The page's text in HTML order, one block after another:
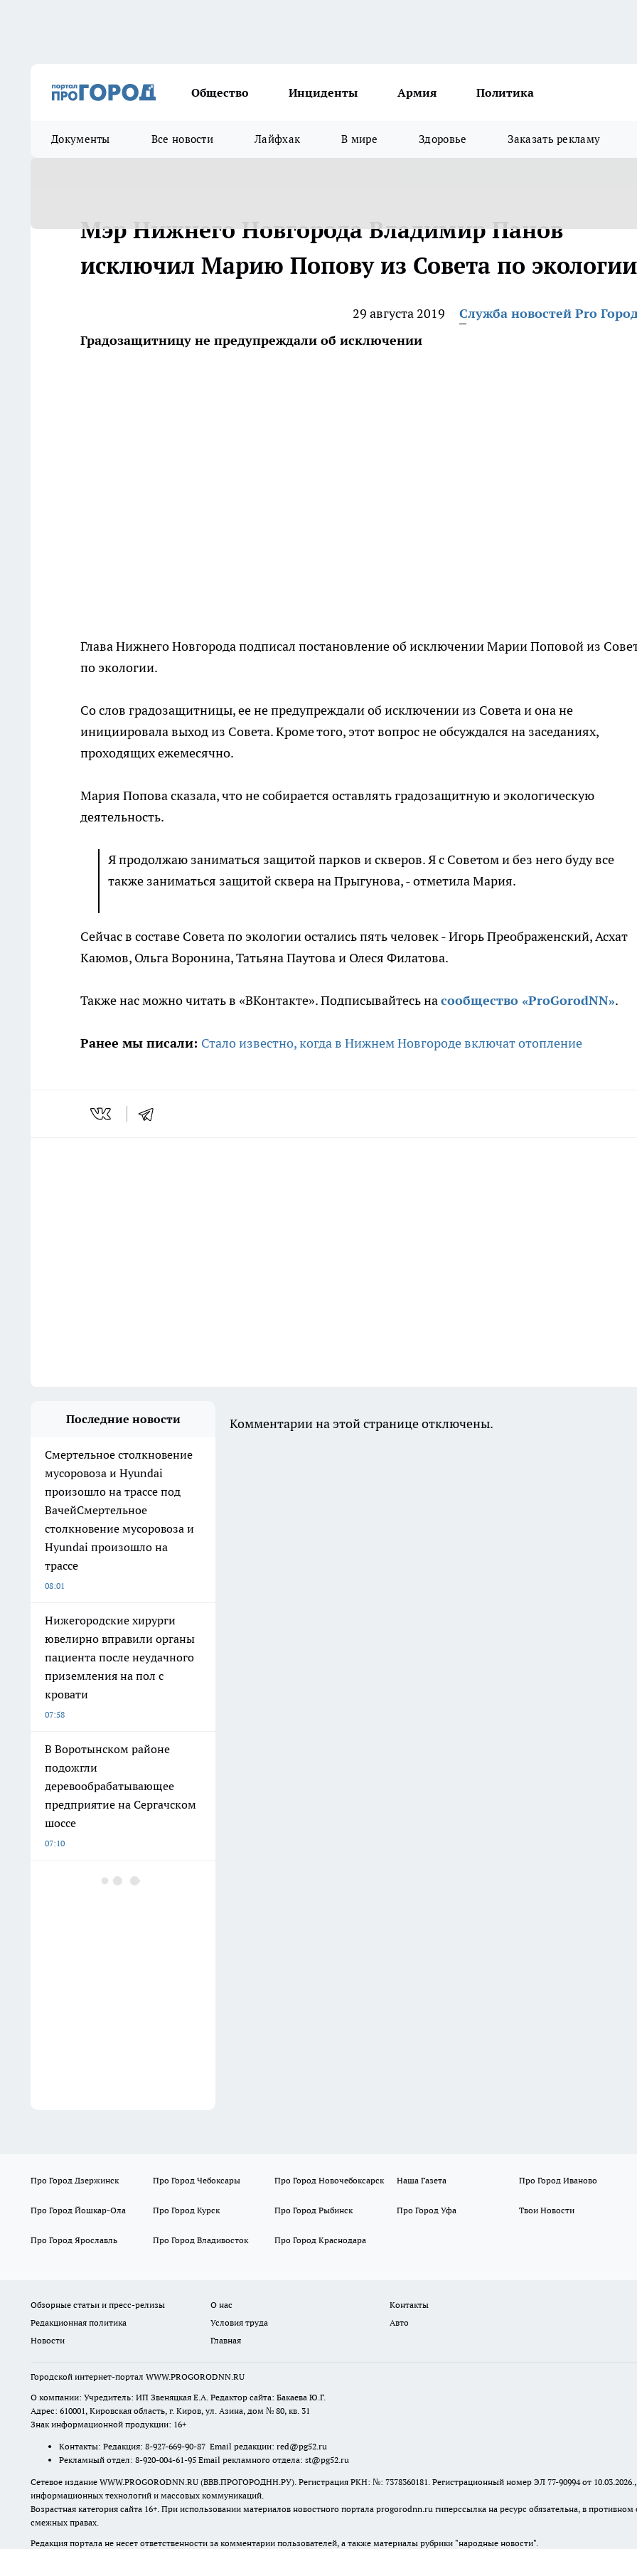
Общество Инциденты Армия Политика
Документы Все новости Лайфхак В мире Здоровье Заказать рекламу
Мэр Нижнего Новгорода Владимир Панов
исключил Марию Попову из Совета по экологии
29 августа 2019
Служба новостей Pro
Градозащитницу не предупреждали об исключении
Глава Нижнего Новгорода подписал постановление об исключении Марии Поповой из
по экологии.
Со слов градозащитницы, ее не предупреждали об исключении из Совета и она не
инициировала выход из Совета. Кроме того, этот вопрос не обсуждался на заседаниях,
проходящих ежемесячно.
Мария Попова сказала, что не собирается оставлять градозащитную и экологическую
деятельность.
Я продолжаю заниматься защитой парков и скверов. Я с Советом и без него буду все
также заниматься защитой сквера на Прыгунова, - отметила Мария.
Сейчас в составе Совета по экологии остались пять человек - Игорь Преображенский, Асхат
Каюмов, Ольга Воронина, Татьяна Паутова и Олеся Филатова.
Также нас можно читать в «ВКонтакте». Подписывайтесь насообщество «ProGorodNN».
Ранее мы писали: Стало известно, когда в Нижнем Новгороде включат отопление
Последние новости
Смертельное столкновение
мусоровоза и Hyundai
произошло на трассе под
ВачейСмертельное
столкновение мусоровоза и
Hyundai произошло на
трассе
08:01
Нижегородские хирурги
ювелирно вправили органы
пациента после неудачного
приземления на пол с
кровати
07:58
В Воротынском районе
подожгли
деревообрабатывающее
предприятие на Сергачском
шоссе
07:10
Сотрудница нижегородского
Комментарии на этой странице отключены.
Про Город Дзержинск Про Город Чебоксары Про Город Новочебоксарск Наша Газета Про Город Иваново
Про Город Йошкар-Ола Про Город Курск Про Город Рыбинск Про Город Уфа Твои Новости
Про Город Ярославль Про Город Владивосток Про Город Краснодара
Обзорные статьи и пресс-релизы О нас
Контакты
Редакционная политика
Условия труда
Авто
Новости
Главная
Городской интернет-портал WWW.PROGORODNN.RU
О компании: Учредитель: ИП Звеняцкая Е.А. Редактор сайта: Бакаева Ю.Г.
Адрес: 610001, Кировская область, г. Киров, ул. Азина, дом № 80, кв. 31
Знак информационной продукции: 16+
Контакты: Редакция: 8-927-669-90-87 Email редакции: red@pg52.ru
Рекламный отдел: 8-920-004-61-95 Email рекламного отдела: st@pg52.ru
Сетевое издание WWW.PROGORODNN.RU (ВВВ.ПРОГОРОДНН.РУ). Регистрация РКН: №: 7378360181. Регистрационный номер ЭЛ 77-90994 от
информационных технологий и массовых коммуникаций.
Возрастная категория сайта 16+. При использовании материалов новостного портала progorodnn.ru гиперссылка на ресурс обязательна, в противном
смежных правах.
Редакция портала не несет ответственности за комментарии пользователей, а также материалы рубрики "народные новости".